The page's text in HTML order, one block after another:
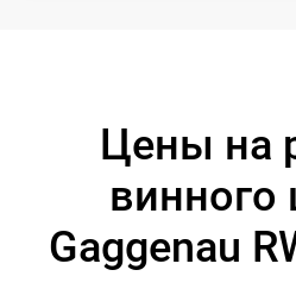
Цены на
Gaggenau